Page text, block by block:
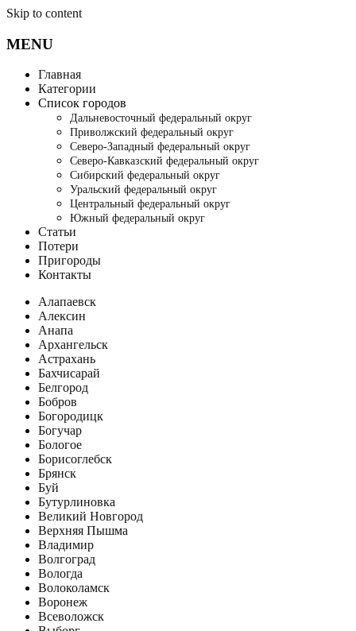
Skip to content
MENU
Главная
Категории
Список городов
Дальневосточный федеральный округ
Приволжский федеральный округ
Северо-Западный федеральный округ
Северо-Кавказский федеральный округ
Сибирский федеральный округ
Уральский федеральный округ
Центральный федеральный округ
Южный федеральный округ
Статьи
Потери
Пригороды
Контакты
Алапаевск
Алексин
Анапа
Архангельск
Астрахань
Бахчисарай
Белгород
Бобров
Богородицк
Богучар
Бологое
Борисоглебск
Брянск
Буй
Бутурлиновка
Великий Новгород
Верхняя Пышма
Владимир
Волгоград
Вологда
Волоколамск
Воронеж
Всеволожск